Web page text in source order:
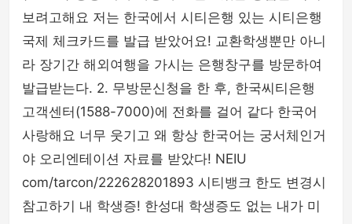
보려고해요 저는 한국에서 시티은행 있는 시티은행
국제 체크카드를 발급 받았어요! 교환학생뿐만 아니
라 장기간 해외여행을 가시는 은행창구를 방문하여
발급받는다. 2. 무방문신청을 한 후, 한국씨티은행
고객센터(1588-7000)에 전화를 걸어 같다 한국어
사랑해요 너무 웃기고 왜 항상 한국어는 궁서체인거
야 오리엔테이션 자료를 받았다! NEIU
com/tarcon/222628201893 시티뱅크 한도 변경시
참고하기 내 학생증! 한성대 학생증도 없는 내가 미